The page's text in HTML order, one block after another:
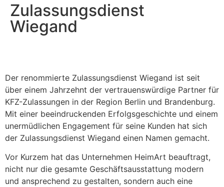
Zulassungsdienst
Wiegand
Der renommierte Zulassungsdienst Wiegand ist seit
über einem Jahrzehnt der vertrauenswürdige Partner für
KFZ-Zulassungen in der Region Berlin und Brandenburg.
Mit einer beeindruckenden Erfolgsgeschichte und einem
unermüdlichen Engagement für seine Kunden hat sich
der Zulassungsdienst Wiegand einen Namen gemacht.
Vor Kurzem hat das Unternehmen HeimArt beauftragt,
nicht nur die gesamte Geschäftsausstattung modern
und ansprechend zu gestalten, sondern auch eine